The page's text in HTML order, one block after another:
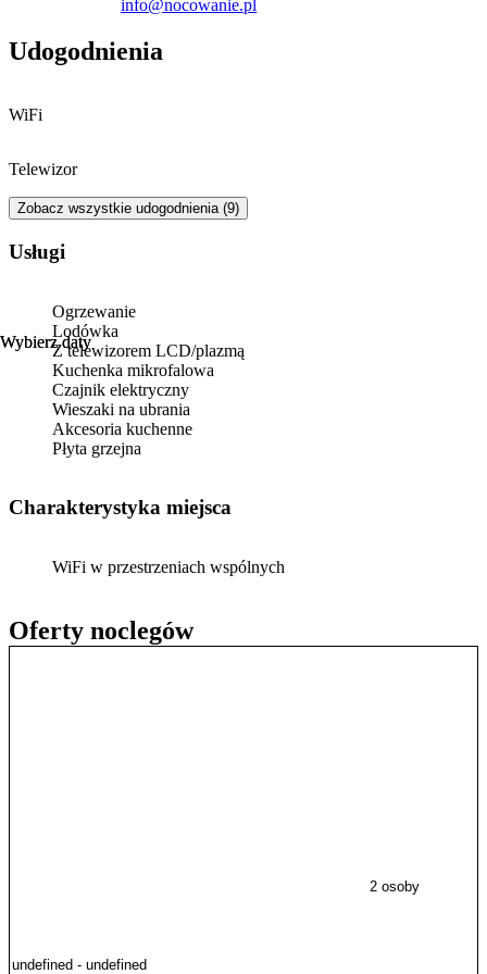
a kończy o 10:00 w dniu wyjazdu.
info@nocowanie.pl
Wybierz daty
Oferty noclegów
Wybierz daty
2 osoby
Udogodnienia
WiFi
Telewizor
Zobacz wszystkie udogodnienia (9)
Usługi
Ogrzewanie
Lodówka
Z telewizorem LCD/plazmą
Kuchenka mikrofalowa
Czajnik elektryczny
Wieszaki na ubrania
Akcesoria kuchenne
Płyta grzejna
Charakterystyka miejsca
WiFi w przestrzeniach wspólnych